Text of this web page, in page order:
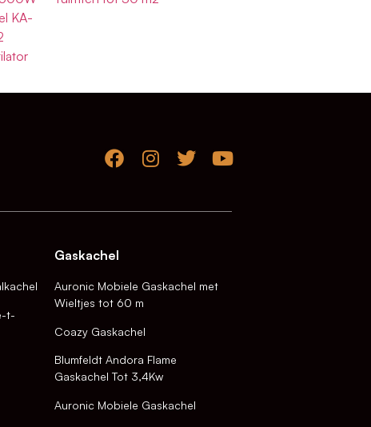
KA-
t-
Gaskachel
Auronic Mobiele Gaskachel met
Wieltjes tot 60 m
Coazy Gaskachel
Blumfeldt Andora Flame
Gaskachel Tot 3,4Kw
Auronic Mobiele Gaskachel